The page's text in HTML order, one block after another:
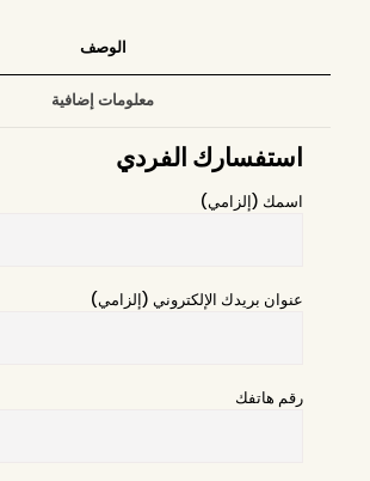
الوصف
معلومات إضافية
استفسارك الفردي
اسمك (إلزامي)
عنوان بريدك الإلكتروني (إلزامي)
رقم هاتفك